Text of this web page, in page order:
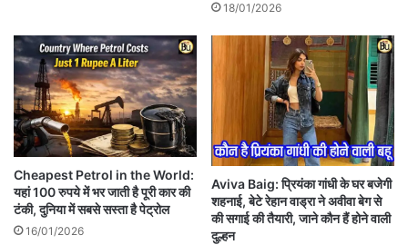
18/01/2026
Cheapest Petrol in the World:
यहां 100 रुपये में भर जाती है पूरी कार की
टंकी, दुनिया में सबसे सस्ता है पेट्रोल
16/01/2026
Aviva Baig: प्रियंका गांधी के घर बजेगी
शहनाई, बेटे रेहान वाड्रा ने अवीवा बेग से
की सगाई की तैयारी, जाने कौन हैं होने वाली
दुल्हन